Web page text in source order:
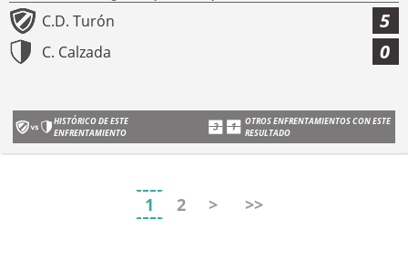
C.D. Turón 5
C. Calzada 0
HISTÓRICO DE ESTE
ENFRENTAMIENTO
OTROS ENFRENTAMIENTOS CON ESTE
RESULTADO
1 2 > >>